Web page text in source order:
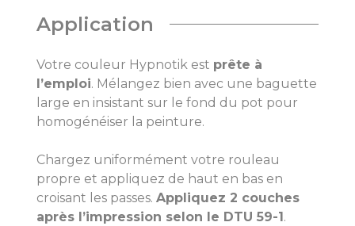
Application
Votre couleur Hypnotik est prête à
l’emploi. Mélangez bien avec une baguette
large en insistant sur le fond du pot pour
homogénéiser la peinture.
Chargez uniformément votre rouleau
propre et appliquez de haut en bas en
croisant les passes. Appliquez 2 couches
après l’impression selon le DTU 59-1 .